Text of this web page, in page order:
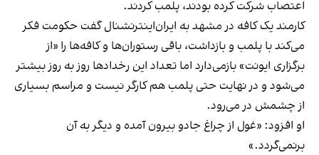
اعتصاب شرکت کرده بودند، پلمب کردند.
کارمند یک کافه در مشهد به ایران‌اینترنشنال گفت حکومت فکر
می‌کند با پلمب و بازداشت، باقی رستوران‌ها و کافه‌ها را «از
برگزاری ایونت» بازمی‌دارد اما تعداد این رخدادها روز به روز بیشتر
می‌شود و در نهایت حتی پلمب هم کارگر نیست و مراسم بسیاری
از چشمش در می‌رود.
او افزود: «غول از چراغ جادو بیرون آمده و دیگر به آن
برنمی‎‌گردد.»